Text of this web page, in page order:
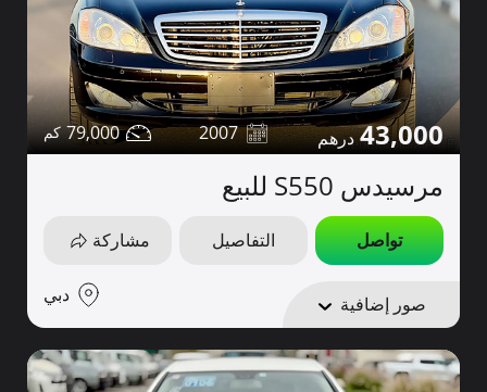
43,000
2007
79,000
مرسيدس S550 للبيع
تواصل التفاصيل مشاركة
صور إضافية دبي